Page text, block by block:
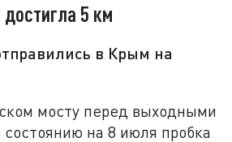
5 км
в Крым на
мосту перед выходными
на 8 июля пробка